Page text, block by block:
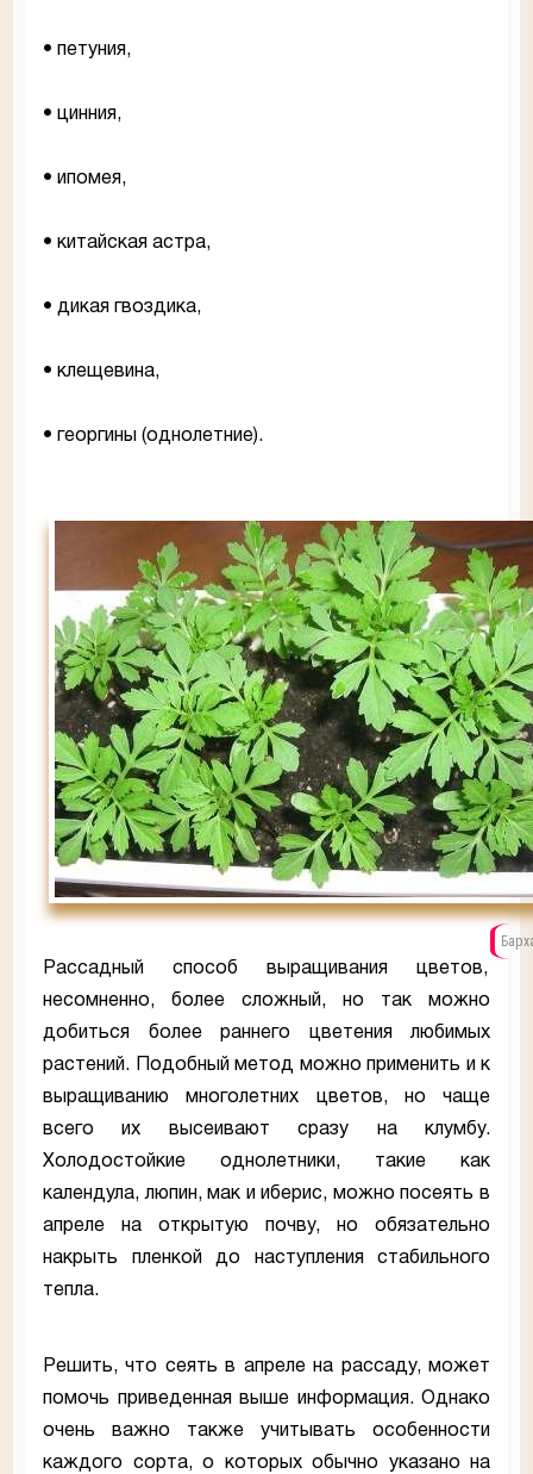
• петуния,
• цинния,
• ипомея,
• китайская астра,
• дикая гвоздика,
• клещевина,
• георгины (однолетние).
Рассадный способ выращивания цветов,
несомненно, более сложный, но так можно
добиться более раннего цветения любимых
растений. Подобный метод можно применить и к
выращиванию многолетних цветов, но чаще
всего их высеивают сразу на клумбу.
Холодостойкие однолетники, такие как
календула, люпин, мак и иберис, можно посеять в
апреле на открытую почву, но обязательно
накрыть пленкой до наступления стабильного
тепла.
Решить, что сеять в апреле на рассаду, может
помочь приведенная выше информация. Однако
очень важно также учитывать особенности
каждого сорта, о которых обычно указано на